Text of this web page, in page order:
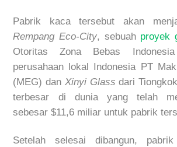
Pabrik kaca tersebut akan
Rempang Eco-City, sebuah proyek
Otoritas Zona Bebas
perusahaan lokal Indonesia PT
(MEG) dan Xinyi Glass dari
terbesar di dunia yang telah
sebesar $11,6 miliar untuk pabrik
Setelah selesai dibangun,